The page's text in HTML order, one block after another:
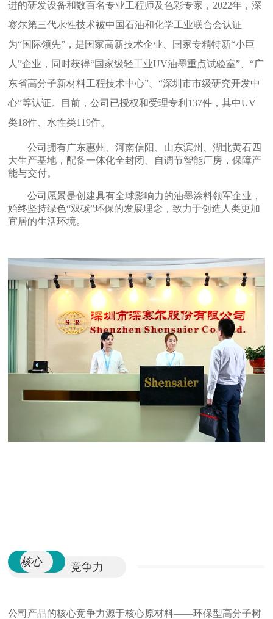
进的研发设备和数百名专业工程师及色彩专家， 2022年，深
赛尔第三代水性技术被中国石油和化学工业联合会认证
为“国际领先”，是国家高新技术企业、国家专精特新“小巨
人”企业，同时获得“国家级轻工业UV油墨重点试验室”、“广
东省高分子新材料工程技术中心”、“深圳市市级研究开发中
心”等认证。 目前，公司已授权和受理专利 137件，其中UV
类18件、水性类119件。
公司拥有广东惠州、河南信阳、山东滨州、湖北黄石四
大生产基地，配备一体化全封闭、自调节智能厂房，保障产
能与交付。
公司 愿景是创建具有全球影响力的油墨涂料领军企业 ，
始终坚持绿色“双碳”环保的发展理念，致力于创造人类更加
宜居的生活环境。
核心 竞争力
公司产品的核心竞争力源于核心原材料——环保型高分子树